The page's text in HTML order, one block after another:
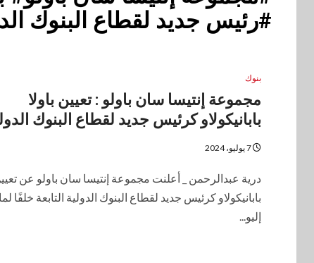
#رئيس جديد لقطاع البنوك
بنوك
مجموعة إنتيسا سان باولو : تعيين باولا
بابانيكولاو كرئيس جديد لقطاع البنوك
7 يوليو، 2024
درية عبدالرحمن _ أعلنت مجموعة إنتيسا سان باولو عن
بابانيكولاو كرئيس جديد لقطاع البنوك الدولية التابعة خلفًا
إليو...